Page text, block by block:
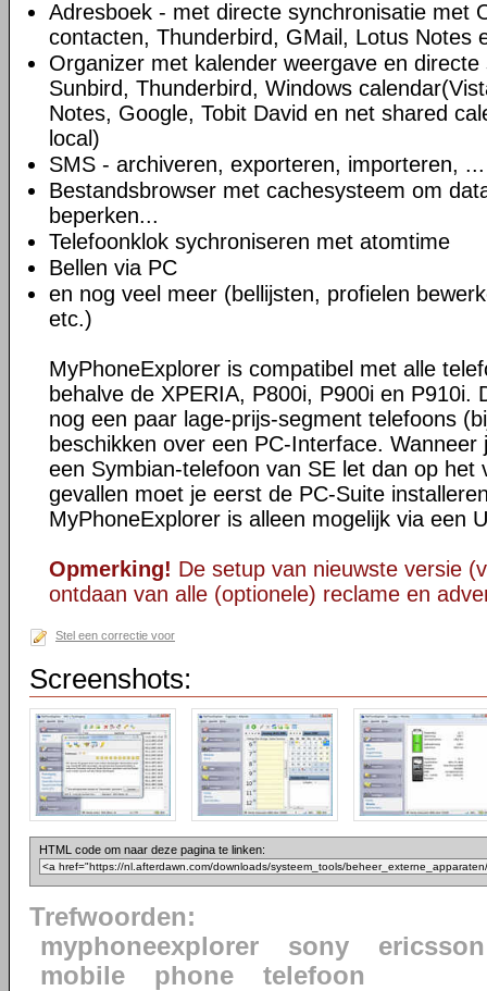
Adresboek - met directe synchronisatie met
contacten, Thunderbird, GMail, Lotus Notes
Organizer met kalender weergave en
Sunbird, Thunderbird, Windows
Notes, Google, Tobit David en net shared
local)
SMS - archiveren, exporteren, importeren, ...
Bestandsbrowser met cachesysteem om
beperken...
Telefoonklok sychroniseren met atomtime
Bellen via PC
en nog veel meer (bellijsten, profielen
etc.)
MyPhoneExplorer is compatibel met alle
behalve de XPERIA, P800i, P900i en P910i.
nog een paar lage-prijs-segment telefoons
beschikken over een PC-Interface.
een Symbian-telefoon van SE let dan op het
gevallen moet je eerst de PC-Suite
MyPhoneExplorer is alleen mogelijk via een
Opmerking! De setup van nieuwste versie
ontdaan van alle (optionele) reclame en
Stel een correctie voor
Screenshots:
HTML code om naar deze pagina te linken:
Trefwoorden:
myphoneexplorer
sony
ericsson
mobile
phone telefoon